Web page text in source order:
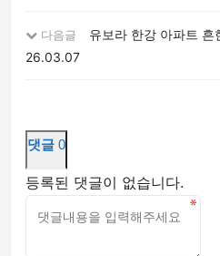
다음글
유보라 한강 아파트 흔
26.03.07
댓글 0
등록된 댓글이 없습니다.